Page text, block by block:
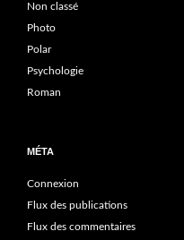
Non classé
Photo
Polar
Psychologie
Roman
MÉTA
Connexion
Flux des publications
Flux des commentaires